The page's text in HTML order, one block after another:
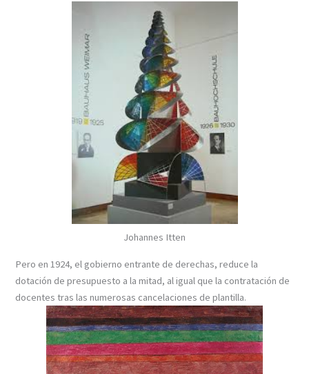
Johannes Itten
Pero en 1924, el gobierno entrante de derechas, reduce la
dotación de presupuesto a la mitad, al igual que la contratación de
docentes tras las numerosas cancelaciones de plantilla.